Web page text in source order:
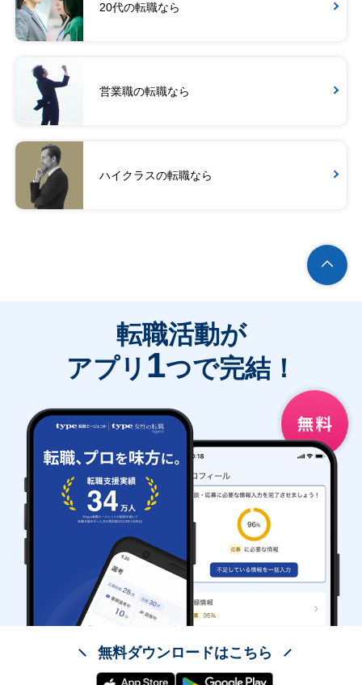
20代の転職なら
営業職の転職なら
ハイクラスの転職なら
転職活動が
アプリ 1つで完結！
無料ダウンロードはこちら